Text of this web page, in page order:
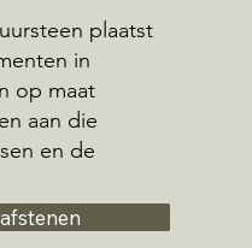
plaatst
in
op maat
aan die
en de